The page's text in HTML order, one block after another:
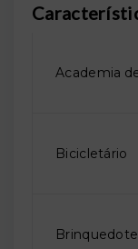
Academia
Bicicletário